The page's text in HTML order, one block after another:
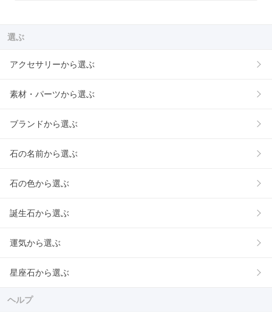
選ぶ
アクセサリーから選ぶ
素材・パーツから選ぶ
ブランドから選ぶ
石の名前から選ぶ
石の色から選ぶ
誕生石から選ぶ
運気から選ぶ
星座石から選ぶ
ヘルプ